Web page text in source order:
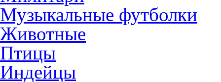
Музыкальные футболки
Животные
Птицы
Индейцы